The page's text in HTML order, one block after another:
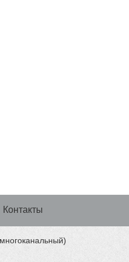
Контакты